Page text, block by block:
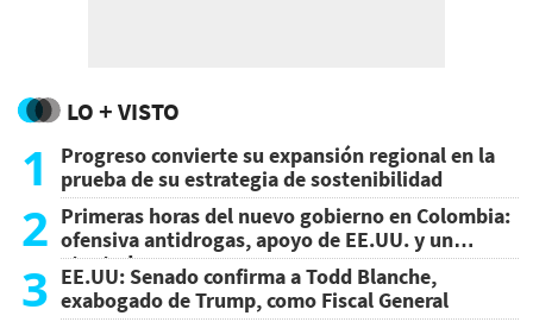
LO + VISTO
1
Progreso convierte su expansión regional en la
prueba de su estrategia de sostenibilidad
2 Primeras horas del nuevo gobierno en Colombia:
ofensiva antidrogas, apoyo de EE.UU. y un
atentado
3 EE.UU: Senado confirma a Todd Blanche,
exabogado de Trump, como Fiscal General